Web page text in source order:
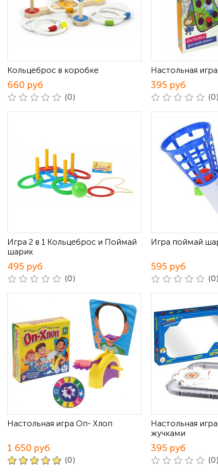
Кольцеброс в коробке
660 руб
(0)
Настольная
395 руб
Игра 2 в 1 Кольцеброс и Поймай
шарик
495 руб
(0)
Игра поймай
595 руб
Настольная игра Оп- Хлоп
1 650 руб
(0)
Настольная
жучками
395 руб